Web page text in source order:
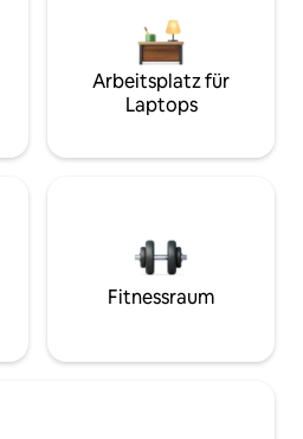
Arbeitsplatz für
Laptops
Fitnessraum